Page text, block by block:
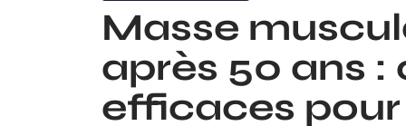
Masse
après 50 ans :
efficaces pour